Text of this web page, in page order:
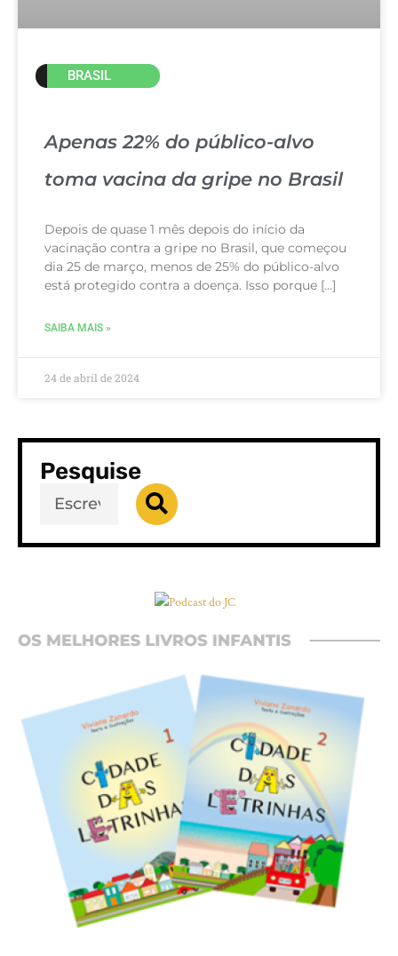
BRASIL
Apenas 22% do público-alvo
toma vacina da gripe no Brasil
Depois de quase 1 mês depois do início da
vacinação contra a gripe no Brasil, que começou
dia 25 de março, menos de 25% do público-alvo
está protegido contra a doença. Isso porque […]
SAIBA MAIS »
24 de abril de 2024
Pesquise